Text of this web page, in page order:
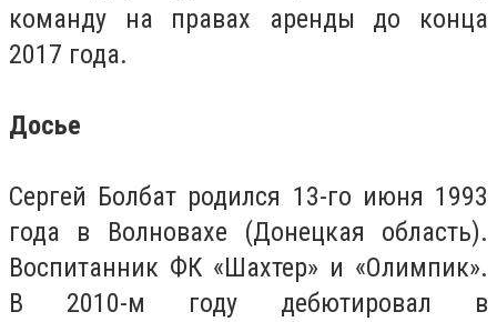
команду на правах аренды до конца
2017 года.
Досье
Сергей Болбат родился 13-го июня 1993
года в Волновахе (Донецкая область).
Воспитанник ФК «Шахтер» и «Олимпик».
В 2010-м году дебютировал в